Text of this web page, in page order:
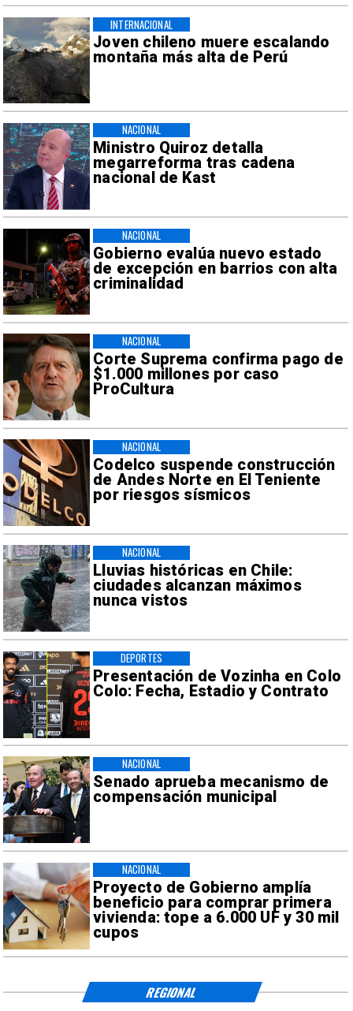
Joven chileno muere escalando
montaña más alta de Perú
INTERNACIONAL
Ministro Quiroz detalla
megarreforma tras cadena
nacional de Kast
NACIONAL
Gobierno evalúa nuevo estado
de excepción en barrios con alta
criminalidad
NACIONAL
Corte Suprema confirma pago de
$1.000 millones por caso
ProCultura
NACIONAL
Codelco suspende construcción
de Andes Norte en El Teniente
por riesgos sísmicos
NACIONAL
Lluvias históricas en Chile:
ciudades alcanzan máximos
nunca vistos
NACIONAL
Presentación de Vozinha en Colo
Colo: Fecha, Estadio y Contrato
DEPORTES
Senado aprueba mecanismo de
compensación municipal
NACIONAL
Proyecto de Gobierno amplía
beneficio para comprar primera
vivienda: tope a 6.000 UF y 30 mil
cupos
NACIONAL
REGIONAL